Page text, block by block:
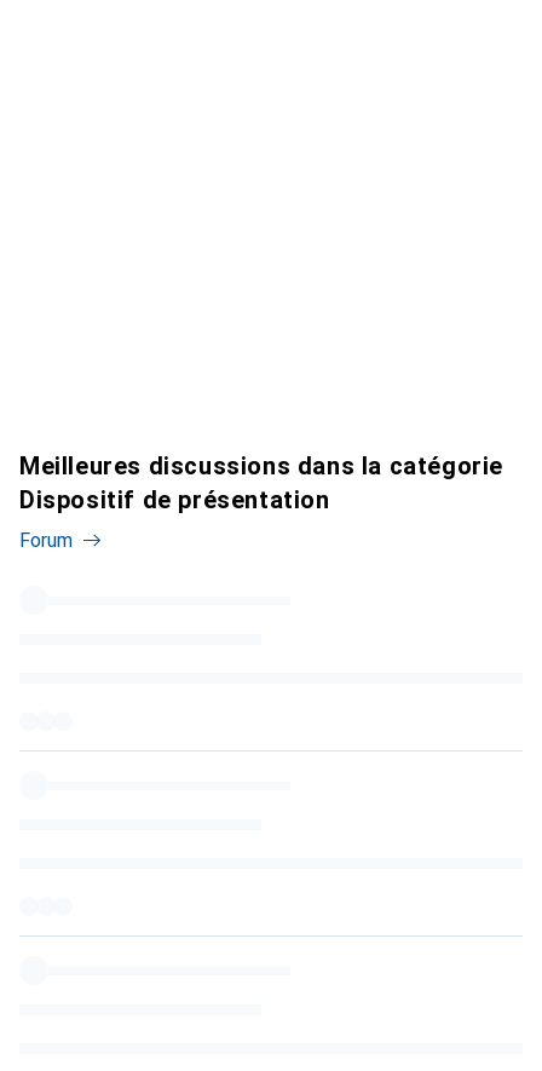
Meilleures discussions dans la catégorie
Dispositif de présentation
Forum